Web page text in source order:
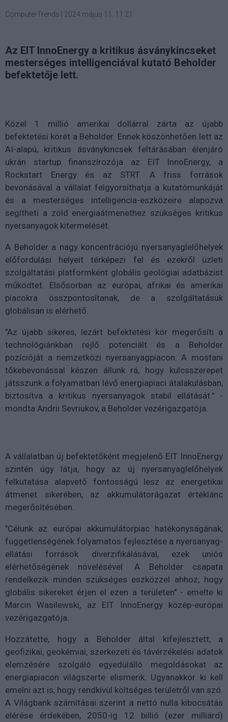
ComputerTrends 2024 május 11. 11:21
Az EIT InnoEnergy a kritikus ásványkincseket
mesterséges intelligenciával kutató Beholder
befektetője lett.
Közel 1 millió amerikai dollárral zárta az újabb
befektetési körét a Beholder. Ennek köszönhetően lett az
AI-alapú, kritikus ásványkincsek feltárásában élenjáró
ukrán startup finanszírozója az EIT InnoEnergy, a
Rockstart Energy és az STRT. A friss források
bevonásával a vállalat felgyorsíthatja a kutatómunkáját
és a mesterséges intelligencia-eszközeire alapozva
segítheti a zöld energiaátmenethez szükséges kritikus
nyersanyagok kitermelését.
A Beholder a nagy koncentrációjú nyersanyaglelőhelyek
előfordulási helyeit térképezi fel és ezekről üzleti
szolgáltatási platformként globális geológiai adatbázist
működtet. Elsősorban az európai, afrikai és amerikai
piacokra összpontosítanak, de a szolgáltatásuk
globálisan is elérhető.
"Az újabb sikeres, lezárt befektetési kör megerősíti a
technológiánkban rejlő potenciált és a Beholder
pozícióját a nemzetközi nyersanyagpiacon. A mostani
tőkebevonással készen állunk rá, hogy kulcsszerepet
játsszunk a folyamatban lévő energiapiaci átalakulásban,
biztosítva a kritikus nyersanyagok stabil ellátását." -
mondta Andrii Sevriukov, a Beholder vezérigazgatója.
A vállalatban új befektetőként megjelenő EIT InnoEnergy
szintén úgy látja, hogy az új nyersanyaglelőhelyek
felkutatása alapvető fontosságú lesz az energetikai
átmenet sikerében, az akkumulátorágazat értéklánc
megerősítésében.
"Célunk az európai akkumulátorpiac hatékonyságának,
függetlenségének folyamatos fejlesztése a nyersanyag-
ellátási források diverzifikálásával, ezek uniós
elérhetőségének növelésével. A Beholder csapata
rendelkezik minden szükséges eszközzel ahhoz, hogy
globális sikereket érjen el ezen a területen" - emelte ki
Marcin Wasilewski, az EIT InnoEnergy közép-európai
vezérigazgatója.
Hozzátette, hogy a Beholder által kifejlesztett, a
geofizikai, geokémiai, szerkezeti és távérzékelési adatok
elemzésére szolgáló egyedülálló megoldásokat az
energiapiacon világszerte elismerik. Ugyanakkor ki kell
emelni azt is, hogy rendkívül költséges területről van szó.
A Világbank számításai szerint a nettó nulla kibocsátás
elérése érdekében, 2050-ig 12 billió (ezer milliárd)